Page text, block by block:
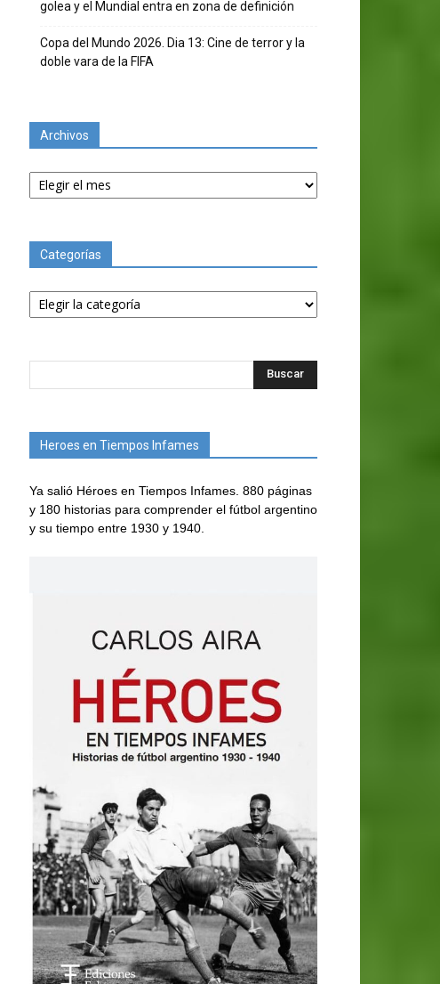
golea y el Mundial entra en zona de definición
Copa del Mundo 2026. Dia 13: Cine de terror y la
doble vara de la FIFA
Archivos
Archivos
Categorías
Categorías
Heroes en Tiempos Infames
Ya salió Héroes en Tiempos Infames. 880 páginas
y 180 historias para comprender el fútbol argentino
y su tiempo entre 1930 y 1940.